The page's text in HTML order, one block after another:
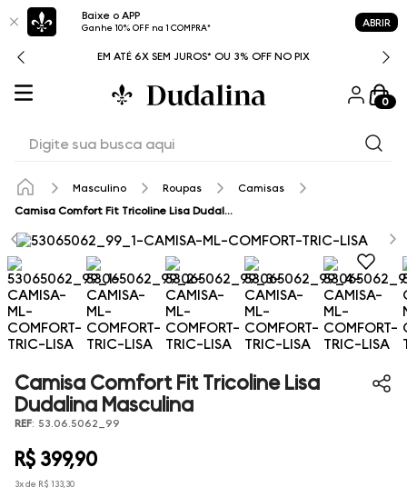
Baixe o APP
Ganhe 10% OFF na 1 COMPRA* ABRIR
EM ATÉ 6X SEM JUROS* OU 3% OFF NO PIX
0
Masculino Roupas
Camisas
Camisa Comfort Fit Tricoline Lisa Dudalina Masculina
Camisa Comfort Fit Tricoline Lisa
Dudalina Masculina
REF: 53.06.5062_99
R$ 399,90
3x de R$ 133,30